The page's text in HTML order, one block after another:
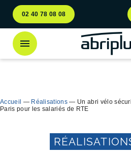
Aller
au
menu
Aller au
contenu
02 40 78 08 08
Accueil — Réalisations — Un abri vélo
Paris pour les salariés de RTE